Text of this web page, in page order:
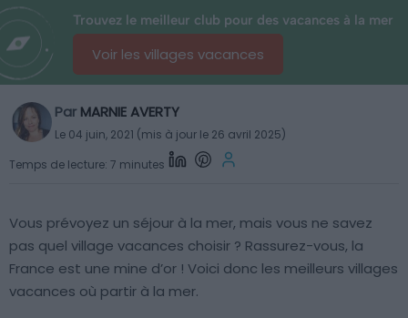
Trouvez le meilleur club pour des vacances à la mer
Voir les villages vacances
Par MARNIE AVERTY
Le 04 juin, 2021 (mis à jour le 26 avril 2025)
Temps de lecture: 7 minutes
Vous prévoyez un séjour à la mer, mais vous ne savez
pas quel village vacances choisir ? Rassurez-vous, la
France est une mine d’or ! Voici donc les meilleurs villages
vacances où partir à la mer.